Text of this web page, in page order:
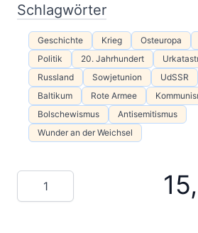
Schlagwörter
Geschichte Krieg Osteuropa
Politik
20. Jahrhundert
Russland
Sowjetunion UdSSR
Baltikum
Rote Armee
Bolschewismus
Antisemitismus
Wunder an der Weichsel
Menge